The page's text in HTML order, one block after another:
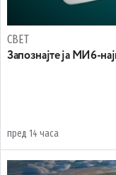
СВЕТ
Запознајте ја МИ6-
пред 14 часа